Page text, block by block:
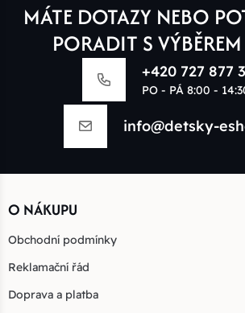
MÁTE DOTAZY NEBO
PORADIT S
+420 727 877
PO - PÁ 8:00 -
info@detsky-
O NÁKUPU
Obchodní podmínky
Reklamační řád
Doprava a platba